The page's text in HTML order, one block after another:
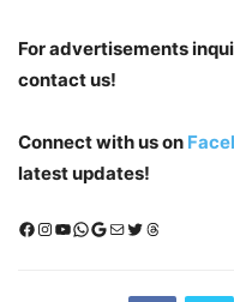
For advertisements
contact us!
Connect with us on
latest updates!
Facebook
Instagram
YouTube
WhatsApp
Google
MailX (Twitter)
Threads